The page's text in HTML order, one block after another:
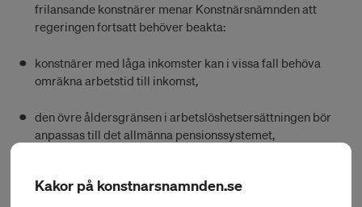
frilansande konstnärer menar Konstnärsnämnden att
regeringen fortsatt behöver beakta:
konstnärer med låga inkomster kan i vissa fall behöva
omräkna arbetstid till inkomst,
den övre åldersgränsen i arbetslöshetsersättningen bör
anpassas till det allmänna pensionssystemet,
och egenanställda,
Kakor på konstnarsnamnden.se